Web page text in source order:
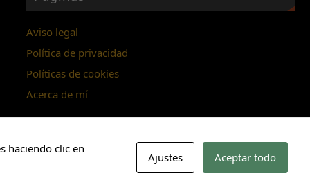
Aviso legal
Política de privacidad
Políticas de cookies
Acerca de mí
haciendo clic en
Ajustes Aceptar todo